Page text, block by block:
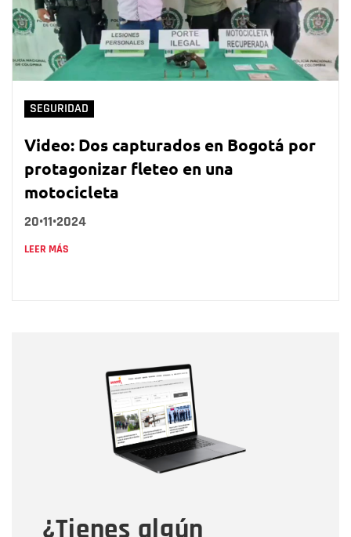
SEGURIDAD
Video: Dos capturados en Bogotá por
protagonizar fleteo en una
motocicleta
20•11•2024
LEER MÁS
¿Tienes algún
Correo electrónico
Tipo de comentario
Mensaje